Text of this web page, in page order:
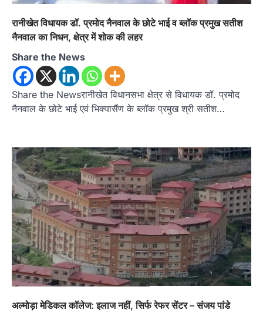
रानीखेत विधायक डॉ. प्रमोद नैनवाल के छोटे भाई व ब्लॉक प्रमुख सतीश
नैनवाल का निधन, क्षेत्र में शोक की लहर
Share the News
Share the Newsरानीखेत विधानसभा क्षेत्र से विधायक डॉ. प्रमोद
नैनवाल के छोटे भाई एवं भिक्यासैंण के ब्लॉक प्रमुख श्री सतीश…
अल्मोड़ा मेडिकल कॉलेज: इलाज नहीं, सिर्फ रेफर सेंटर – संजय पांडे